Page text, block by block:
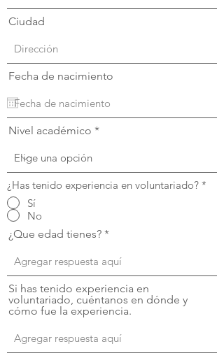
Ciudad
Fecha de nacimiento
Nivel académico
¿Has tenido experiencia en voluntariado? *
Sí
No
¿Que edad tienes?
Si has tenido experiencia en
voluntariado, cuéntanos en dónde y
cómo fue la experiencia.